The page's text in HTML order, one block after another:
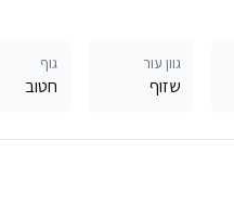
גוון עור
שזוף
גוף
חטוב